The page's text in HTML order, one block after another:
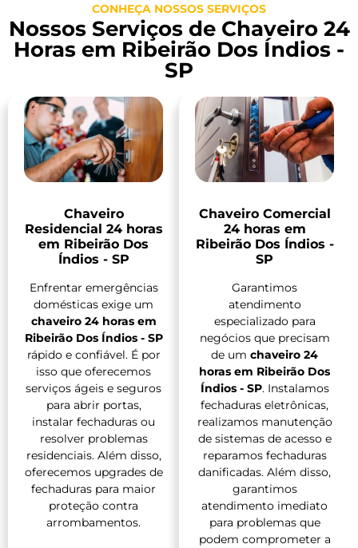
CONHEÇA NOSSOS SERVIÇOS
Nossos Serviços de Chaveiro 24
Horas em Ribeirão Dos Índios -
SP
Chaveiro
Residencial 24 horas
em Ribeirão Dos
Índios - SP
Enfrentar emergências
domésticas exige um
chaveiro 24 horas em
Ribeirão Dos Índios - SP
rápido e confiável. É por
isso que oferecemos
serviços ágeis e seguros
para abrir portas,
instalar fechaduras ou
resolver problemas
residenciais. Além disso,
oferecemos upgrades de
fechaduras para maior
proteção contra
arrombamentos.
Chaveiro Comercial
24 horas em
Ribeirão Dos Índios -
SP
Garantimos
atendimento
especializado para
negócios que precisam
de um chaveiro 24
horas em Ribeirão Dos
Índios - SP. Instalamos
fechaduras eletrônicas,
realizamos manutenção
de sistemas de acesso e
reparamos fechaduras
danificadas. Além disso,
garantimos
atendimento imediato
para problemas que
podem comprometer a